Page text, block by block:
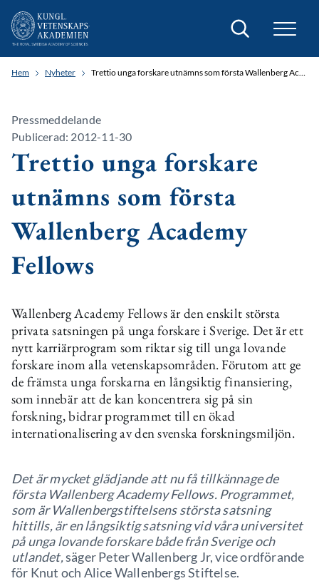
Sök
Hem Nyheter Trettio unga forskare utnämns som första Wallenberg Academy Fellows
Pressmeddelande
Publicerad: 2012-11-30
Trettio unga forskare
utnämns som första
Wallenberg Academy
Fellows
Wallenberg Academy Fellows är den enskilt största
privata satsningen på unga forskare i Sverige. Det är ett
nytt karriärprogram som riktar sig till unga lovande
forskare inom alla vetenskapsområden. Förutom att ge
de främsta unga forskarna en långsiktig finansiering,
som innebär att de kan koncentrera sig på sin
forskning, bidrar programmet till en ökad
internationalisering av den svenska forskningsmiljön.
Det är mycket glädjande att nu få tillkännage de
första Wallenberg Academy Fellows. Programmet,
som är Wallenbergstiftelsens största satsning
hittills, är en långsiktig satsning vid våra universitet
på unga lovande forskare både från Sverige och
utlandet,säger Peter Wallenberg Jr, vice ordförande
för Knut och Alice Wallenbergs Stiftelse.